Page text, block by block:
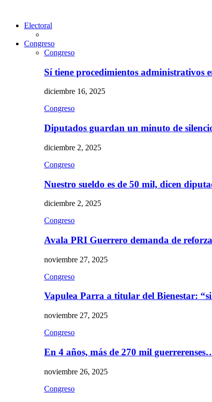
Electoral
Congreso
Congreso
Sí tiene procedimientos
diciembre 16, 2025
Congreso
Diputados guardan un minuto de
diciembre 2, 2025
Congreso
Nuestro sueldo es de 50 mil, dicen
diciembre 2, 2025
Congreso
Avala PRI Guerrero demanda de
noviembre 27, 2025
Congreso
Vapulea Parra a titular del Bienestar:
noviembre 27, 2025
Congreso
En 4 años, más de 270 mil
noviembre 26, 2025
Congreso